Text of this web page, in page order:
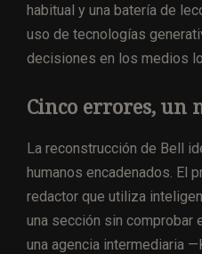
habitual y una batería de
uso de tecnologías
decisiones en los medios
Cinco errores, un
La reconstrucción de Bell
humanos encadenados. El
redactor que utiliza
una sección sin comprobar
una agencia intermediaria